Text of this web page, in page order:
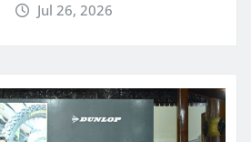
Jul 26, 2026